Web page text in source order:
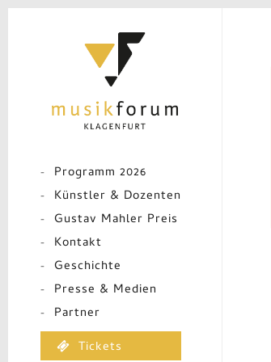
Programm 2026
Künstler & Dozenten
Gustav Mahler Preis
Kontakt
Geschichte
Presse & Medien
Partner
Tickets